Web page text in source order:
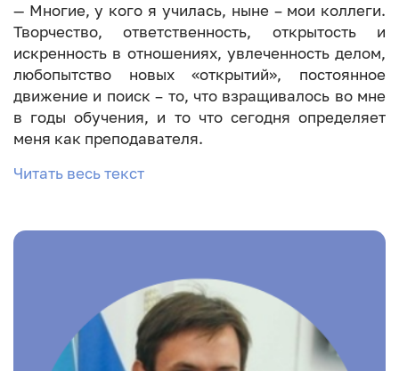
— Многие, у кого я училась, ныне – мои коллеги.
Творчество, ответственность, открытость и
искренность в отношениях, увлеченность делом,
любопытство новых «открытий», постоянное
движение и поиск – то, что взращивалось во мне
в годы обучения, и то что сегодня определяет
меня как преподавателя.
Читать весь текст